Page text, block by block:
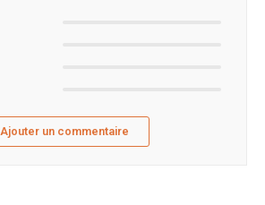
Ajouter un commentaire